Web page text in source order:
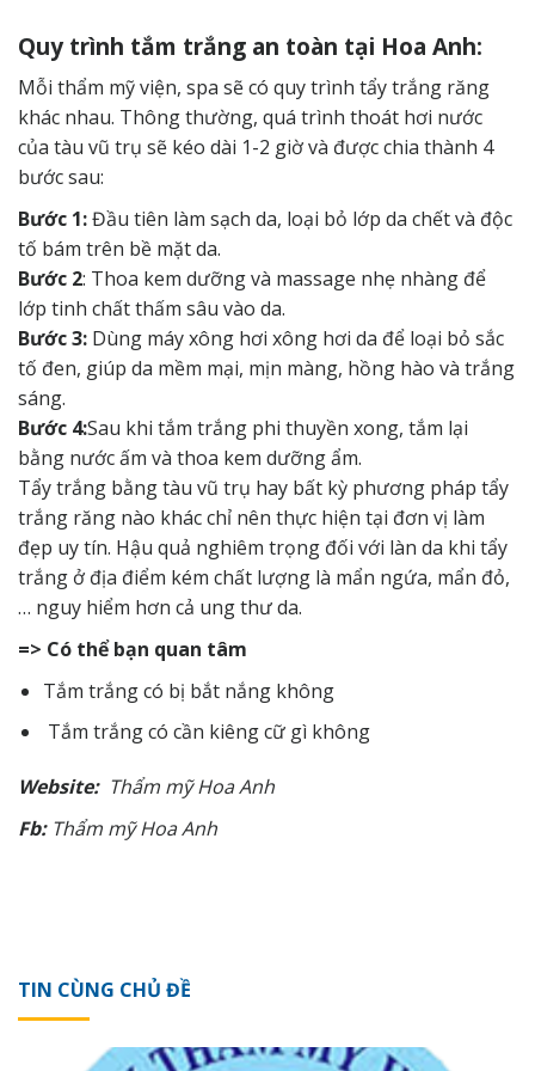
Quy trình tắm trắng an toàn tại Hoa Anh:
Mỗi thẩm mỹ viện, spa sẽ có quy trình tẩy trắng răng
khác nhau. Thông thường, quá trình thoát hơi nước
của tàu vũ trụ sẽ kéo dài 1-2 giờ và được chia thành 4
bước sau:
Bước 1:Đầu tiên làm sạch da, loại bỏ lớp da chết và độc
tố bám trên bề mặt da.
Bước 2: Thoa kem dưỡng và massage nhẹ nhàng để
lớp tinh chất thấm sâu vào da.
Bước 3: Dùng máy xông hơi xông hơi da để loại bỏ sắc
tố đen, giúp da mềm mại, mịn màng, hồng hào và trắng
sáng.
Bước 4:Sau khi tắm trắng phi thuyền xong, tắm lại
bằng nước ấm và thoa kem dưỡng ẩm.
Tẩy trắng bằng tàu vũ trụ hay bất kỳ phương pháp tẩy
trắng răng nào khác chỉ nên thực hiện tại đơn vị làm
đẹp uy tín. Hậu quả nghiêm trọng đối với làn da khi tẩy
trắng ở địa điểm kém chất lượng là mẩn ngứa, mẩn đỏ,
… nguy hiểm hơn cả ung thư da.
=> Có thể bạn quan tâm
Tắm trắng có bị bắt nắng không
Tắm trắng có cần kiêng cữ gì không
Website: Thẩm mỹHoa Anh
Fb: Thẩm mỹHoa Anh
TIN CÙNG CHỦ ĐỀ